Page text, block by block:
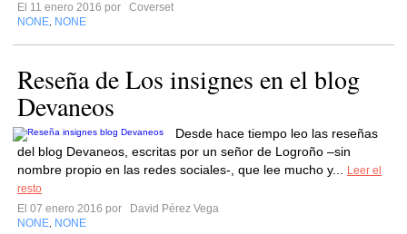
El 11 enero 2016 por
Coverset
NONE NONE
Reseña de Los insignes en el blog
Devaneos
Desde hace tiempo leo las reseñas
del blog Devaneos, escritas por un señor de Logroño –sin
nombre propio en las redes sociales-, que lee mucho y...
Leer el
resto
El 07 enero 2016 por
David Pérez Vega
NONE NONE